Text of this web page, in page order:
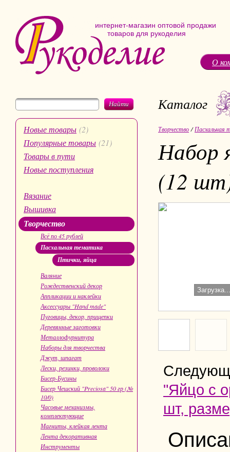
интернет-магазин оптовой продажи
товаров для рукоделия
О
Найти
Новые товары (2)
Популярные товары (21)
Товары в пути
Новые поступления
Вязание
Вышивка
Творчество
Всё по 45 рублей
Пасхальная тематика
Птички, яйца
Валяние
Рождественский декор
Аппликации и наклейки
Аксессуары "Hand made"
Пуговицы, декор, прищепки
Деревянные заготовки
Металлофурнитура
Наборы для творчества
Джут, шпагат
Лески, резинки, проволоки
Бисер-Бусины
Бисер Чешский "Preciosa" 50 гр (№
10/0)
Часовые механизмы,
комплектующие
Магниты, клейкая лента
Лента декоративная
Инструменты
Каталог
Творчество /Пасхальная
Набор
(12
"Яйцо с
шт,